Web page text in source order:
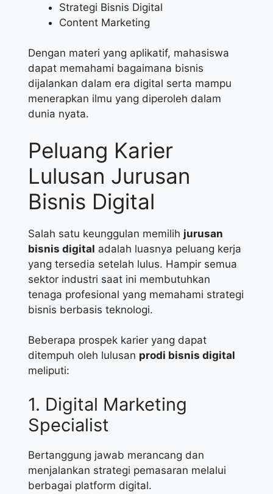
Strategi Bisnis Digital
Content Marketing
Dengan materi yang aplikatif, mahasiswa
dapat memahami bagaimana bisnis
dijalankan dalam era digital serta mampu
menerapkan ilmu yang diperoleh dalam
dunia nyata.
Peluang Karier
Lulusan Jurusan
Bisnis Digital
Salah satu keunggulan memilih jurusan
bisnis digital adalah luasnya peluang kerja
yang tersedia setelah lulus. Hampir semua
sektor industri saat ini membutuhkan
tenaga profesional yang memahami strategi
bisnis berbasis teknologi.
Beberapa prospek karier yang dapat
ditempuh oleh lulusan prodi bisnis digital
meliputi:
1. Digital Marketing
Specialist
Bertanggung jawab merancang dan
menjalankan strategi pemasaran melalui
berbagai platform digital.